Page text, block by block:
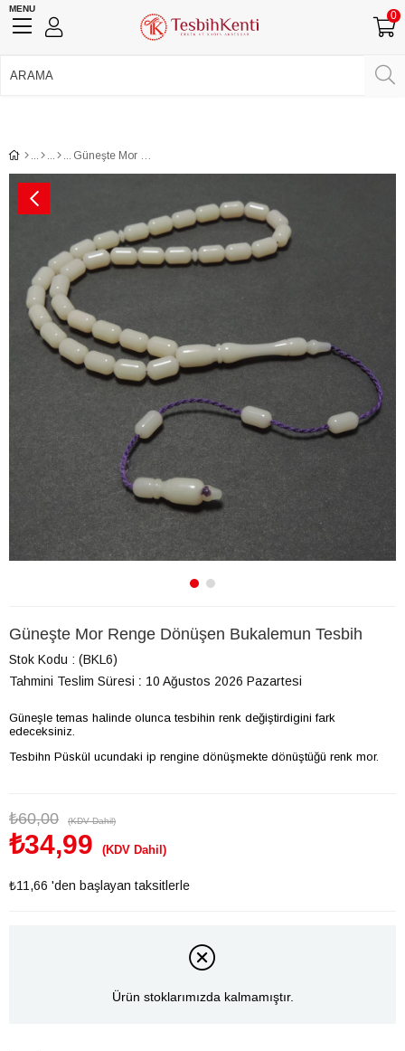
MENU
0
Güneşte Mor Renge Dönüşen Bukalemun Tesbih
Güneşte Mor Renge Dönüşen Bukalemun Tesbih
Stok Kodu
(BKL6)
Tahmini Teslim Süresi : 10 Ağustos 2026 Pazartesi
Güneşle temas halinde olunca tesbihin renk değiştirdigini fark
edeceksiniz.
Tesbihn Püskül ucundaki ip rengine dönüşmekte dönüştüğü renk mor.
₺60,00 (KDV Dahil)
₺34,99 (KDV Dahil)
₺11,66 'den başlayan taksitlerle
Ürün stoklarımızda kalmamıştır.